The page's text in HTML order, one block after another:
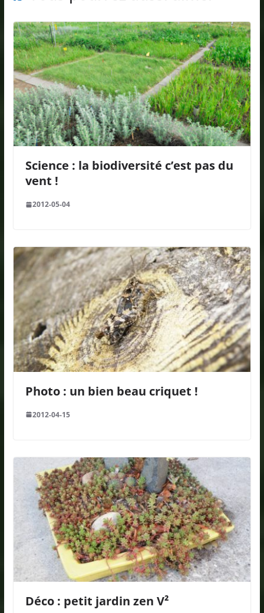
Science : la biodiversité c’est pas du
vent !
2012-05-04
Photo : un bien beau criquet !
2012-04-15
Déco : petit jardin zen V²